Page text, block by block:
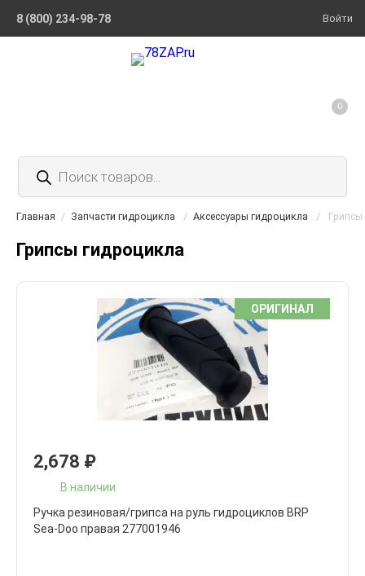
8 (800) 234-98-78 Войти
Поиск
товаров
0
Главная / Запчасти гидроцикла / Аксессуары гидроцикла /
Грипсы гидроцикла
ОРИГИНАЛ
2,678 ₽
В наличии
Ручка резиновая/грипса на руль гидроциклов BRP
Sea-Doo правая 277001946